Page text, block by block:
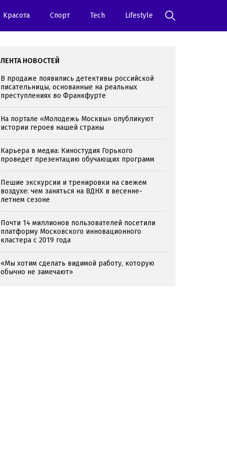
Kрасота Спорт Tech Lifestyle
ЛЕНТА НОВОСТЕЙ
В продаже появились детективы российской
писательницы, основанные на реальных
преступлениях во Франкфурте
На портале «Молодежь Москвы» опубликуют
истории героев нашей страны
Карьера в медиа: Киностудия Горького
проведет презентацию обучающих программ
Пешие экскурсии и тренировки на свежем
воздухе: чем заняться на ВДНХ в весенне-
летнем сезоне
Почти 14 миллионов пользователей посетили
платформу Московского инновационного
кластера с 2019 года
«Мы хотим сделать видимой работу, которую
обычно не замечают»